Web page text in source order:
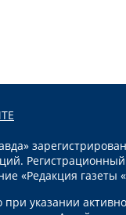
«Редакция газеты
указании